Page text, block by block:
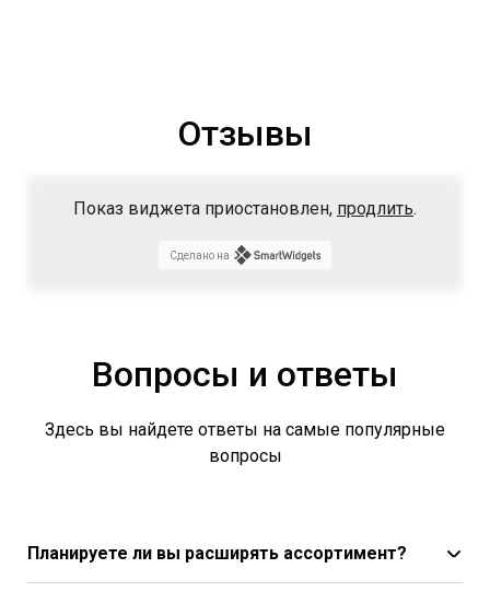
Отзывы
Показ виджета приостановлен, продлить.
Сделано на
Вопросы и ответы
Здесь вы найдете ответы на самые популярные
вопросы
Планируете ли вы расширять ассортимент?